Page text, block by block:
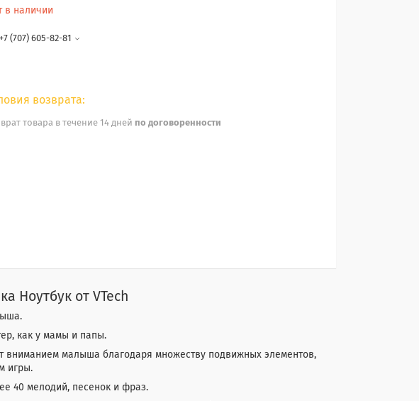
в наличии
+7 (707) 605-82-81
товара в течение 14 дней по договоренности
Ноутбук от VTech
как у мамы и папы.
вниманием малыша благодаря множеству подвижных элементов,
игры.
40 мелодий, песенок и фраз.